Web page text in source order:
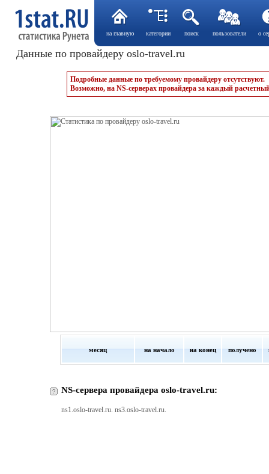
на главную категории поиск пользователи о
Данные по провайдеру oslo-travel.ru
Подробные данные по требуемому провайдеру отсутствуют.
Возможно, на NS-серверах провайдера за каждый
месяц на начало на конец получено
NS-сервера провайдера oslo-travel.ru:
ns1.oslo-travel.ru. ns3.oslo-travel.ru.